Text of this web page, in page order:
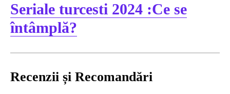
Seriale turcesti 2024 :Ce se
întâmplă?
Recenzii și Recomandări